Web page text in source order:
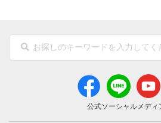
公式ソーシャルメディ